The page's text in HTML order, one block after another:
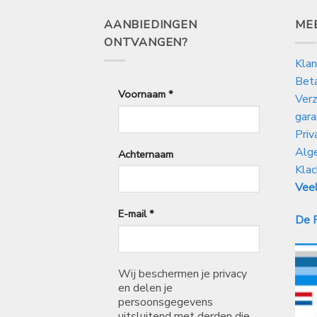
AANBIEDINGEN
ONTVANGEN?
Voornaam *
Achternaam
E-mail*
Wij beschermen je privacy
en delen je
persoonsgegevens
De